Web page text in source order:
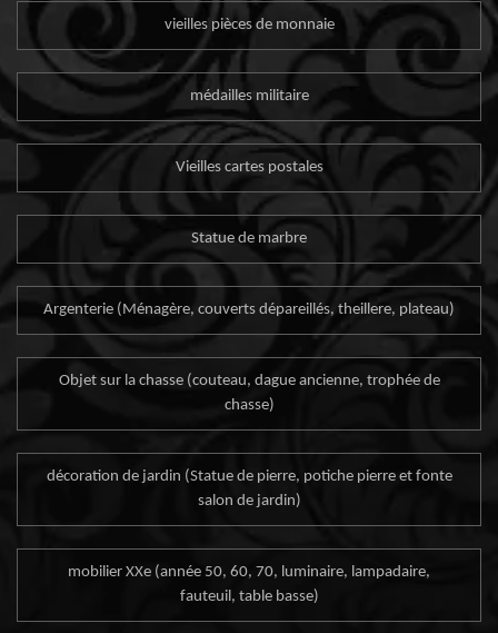
vieilles pièces de monnaie
médailles militaire
Vieilles cartes postales
Statue de marbre
Argenterie (Ménagère, couverts dépareillés, theillere, plateau)
Objet sur la chasse (couteau, dague ancienne, trophée de
chasse)
décoration de jardin (Statue de pierre, potiche pierre et fonte
salon de jardin)
mobilier XXe (année 50, 60, 70, luminaire, lampadaire,
fauteuil, table basse)